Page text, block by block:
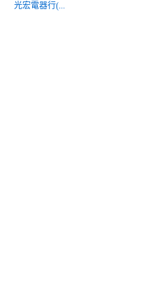
光宏電器行(...